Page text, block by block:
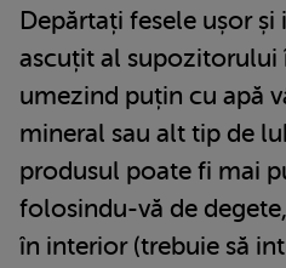
Depărtați fesele ușor
ascuțit al supozitorului
umezind puțin cu apă
mineral sau alt tip de
produsul poate fi mai
folosindu-vă de
în interior (trebuie să